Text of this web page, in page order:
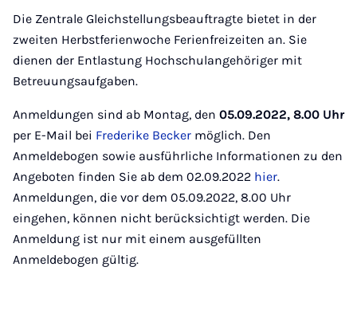
Die Zentrale Gleichstellungsbeauftragte bietet in der
zweiten Herbstferienwoche Ferienfreizeiten an. Sie
dienen der Entlastung Hochschulangehöriger mit
Betreuungsaufgaben.
Anmeldungen sind ab Montag, den 05.09.2022, 8.00 Uhr
per E-Mail bei Frederike Becker möglich. Den
Anmeldebogen sowie ausführliche Informationen zu den
Angeboten finden Sie ab dem 02.09.2022 hier.
Anmeldungen, die vor dem 05.09.2022, 8.00 Uhr
eingehen, können nicht berücksichtigt werden. Die
Anmeldung ist nur mit einem ausgefüllten
Anmeldebogen gültig.